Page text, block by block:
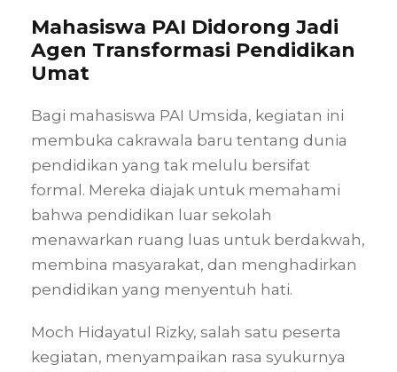
Mahasiswa PAI Didorong Jadi
Agen Transformasi Pendidikan
Umat
Bagi mahasiswa PAI Umsida, kegiatan ini
membuka cakrawala baru tentang dunia
pendidikan yang tak melulu bersifat
formal. Mereka diajak untuk memahami
bahwa pendidikan luar sekolah
menawarkan ruang luas untuk berdakwah,
membina masyarakat, dan menghadirkan
pendidikan yang menyentuh hati.
Moch Hidayatul Rizky, salah satu peserta
kegiatan, menyampaikan rasa syukurnya